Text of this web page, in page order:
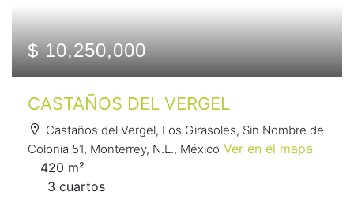
$ 10,250,000
CASTAÑOS DEL VERGEL
Castaños del Vergel, Los Girasoles, Sin Nombre de
Colonia 51, Monterrey, N.L., México Ver en el mapa
420 m²
3 сuartos